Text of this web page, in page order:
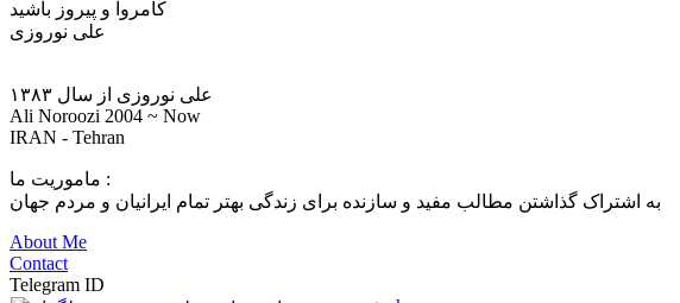
کامروا و پیروز باشید
علی نوروزی
علی نوروزی از سال ۱۳۸۳
Ali Noroozi 2004 ~ Now
IRAN - Tehran
ماموریت ما :
به اشتراک گذاشتن مطالب مفید و سازنده برای زندگی بهتر تمام ایرانیان و مردم جهان
About Me
Contact
Telegram ID